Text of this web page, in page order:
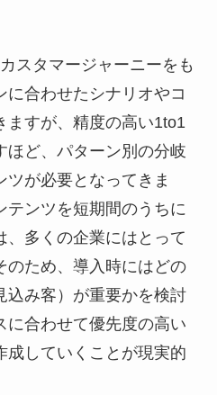
スタマージャーニーをも
に合わせたシナリオやコ
ますが、精度の高い1to1
ほど、パターン別の分岐
ツが必要となってきま
テンツを短期間のうちに
、多くの企業にはとって
のため、導入時にはどの
込み客）が重要かを検討
に合わせて優先度の高い
成していくことが現実的